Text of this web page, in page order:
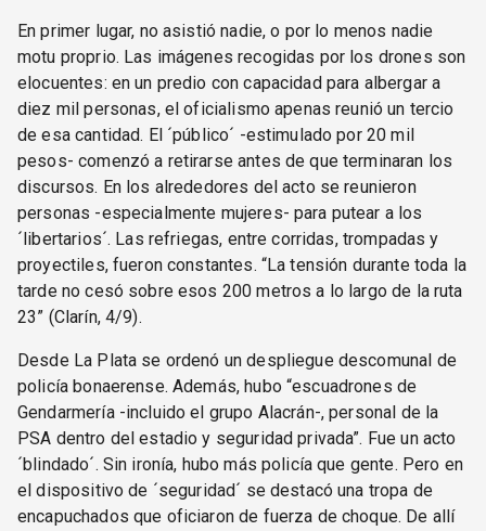
En primer lugar, no asistió nadie, o por lo menos nadie
motu proprio. Las imágenes recogidas por los drones son
elocuentes: en un predio con capacidad para albergar a
diez mil personas, el oficialismo apenas reunió un tercio
de esa cantidad. El ´público´ -estimulado por 20 mil
pesos- comenzó a retirarse antes de que terminaran los
discursos. En los alrededores del acto se reunieron
personas -especialmente mujeres- para putear a los
´libertarios´. Las refriegas, entre corridas, trompadas y
proyectiles, fueron constantes. “La tensión durante toda la
tarde no cesó sobre esos 200 metros a lo largo de la ruta
23” (Clarín, 4/9).
Desde La Plata se ordenó un despliegue descomunal de
policía bonaerense. Además, hubo “escuadrones de
Gendarmería -incluido el grupo Alacrán-, personal de la
PSA dentro del estadio y seguridad privada”. Fue un acto
´blindado´. Sin ironía, hubo más policía que gente. Pero en
el dispositivo de ´seguridad´ se destacó una tropa de
encapuchados que oficiaron de fuerza de choque. De allí